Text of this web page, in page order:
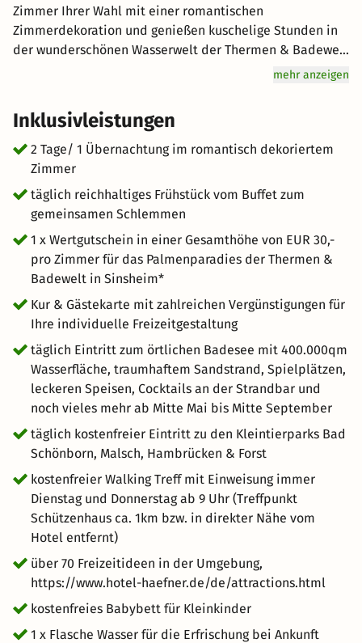
Zimmer Ihrer Wahl mit einer romantischen
Zimmerdekoration und genießen kuschelige Stunden in
der wunderschönen Wasserwelt der Thermen & Badewelt
Sie vom Hotel per Mail (frühestens 25 Tage vor Anreise).
Diesen können Sie auf Ihre gewünschten Eintrittskarten
anrechnen lassen oder auch direkt in der Therme für
Speisen/Getränke einlösen. Zutritt für Kinder zwischen 5
und 15 Jahren nur am Familientag (Samstags) möglich.
Die Tickets müssen Sie selbst über die Homepage des
Palmenparadies buchen unter: www.badewelt-
sinsheim.de/de/palmenparadies/
mehr anzeigen
Inklusivleistungen
2 Tage/ 1 Übernachtung im romantisch dekoriertem
Zimmer
täglich reichhaltiges Frühstück vom Buffet zum
gemeinsamen Schlemmen
1 x Wertgutschein in einer Gesamthöhe von EUR 30,-
pro Zimmer für das Palmenparadies der Thermen &
Badewelt in Sinsheim*
Kur & Gästekarte mit zahlreichen Vergünstigungen für
Ihre individuelle Freizeitgestaltung
täglich Eintritt zum örtlichen Badesee mit 400.000qm
Wasserfläche, traumhaftem Sandstrand, Spielplätzen,
leckeren Speisen, Cocktails an der Strandbar und
noch vieles mehr ab Mitte Mai bis Mitte September
täglich kostenfreier Eintritt zu den Kleintierparks Bad
Schönborn, Malsch, Hambrücken & Forst
kostenfreier Walking Treff mit Einweisung immer
Dienstag und Donnerstag ab 9 Uhr (Treffpunkt
Schützenhaus ca. 1km bzw. in direkter Nähe vom
Hotel entfernt)
über 70 Freizeitideen in der Umgebung,
https://www.hotel-haefner.de/de/attractions.html
kostenfreies Babybett für Kleinkinder
1 x Flasche Wasser für die Erfrischung bei Ankunft